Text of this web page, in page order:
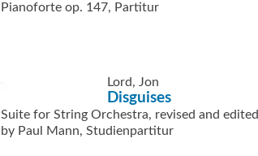
Pianoforte op. 147, Partitur
Lord, Jon
Disguises
Suite for String Orchestra, revised and edited
by Paul Mann, Studienpartitur